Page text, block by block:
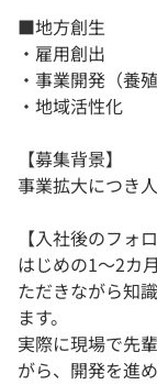
■地方創生
・雇用創出
・事業開発（養
・地域活性化
【募集背景】
事業拡大につき
【入社後のフォロ
はじめの1〜2カ
ただきながら知
ます。
実際に現場で先
がら、開発を進